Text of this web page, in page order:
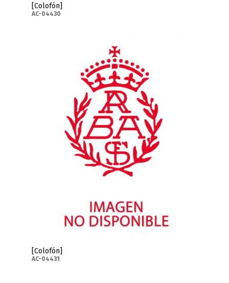
[Colofón]
AC-04430
[Colofón]
AC-04431